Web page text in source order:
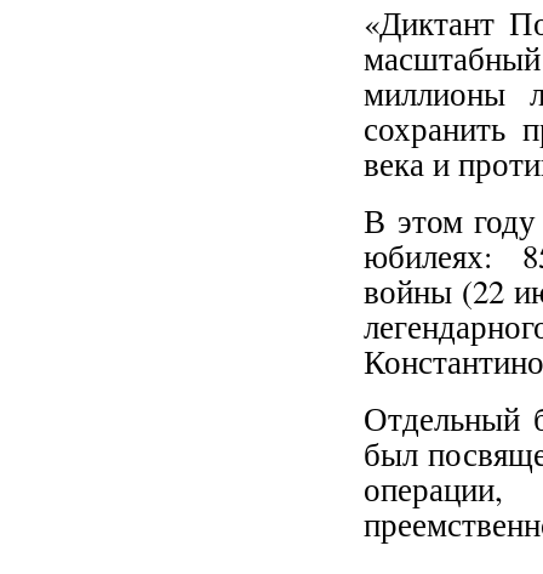
«Диктант
масштабный
миллионы
сохранить
века и
В этом году
юбилеях:
войны (22
Отдельный
был